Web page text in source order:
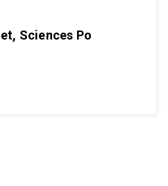
Sciences Po